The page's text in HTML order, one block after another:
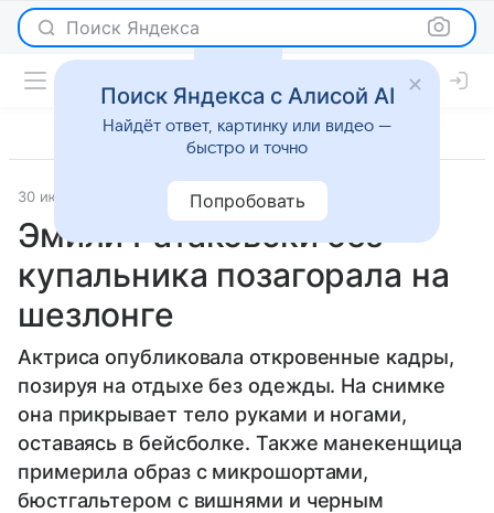
Поиск Яндекса
30 июля 2025 Светская жизнь
Эмили Ратаковски без
купальника позагорала на
шезлонге
Актриса опубликовала откровенные кадры,
позируя на отдыхе без одежды. На снимке
она прикрывает тело руками и ногами,
оставаясь в бейсболке. Также манекенщица
примерила образ с микрошортами,
бюстгальтером с вишнями и черным
Поиск Яндекса с Алисой AI
Найдёт ответ, картинку или видео —
быстро и точно
Попробовать